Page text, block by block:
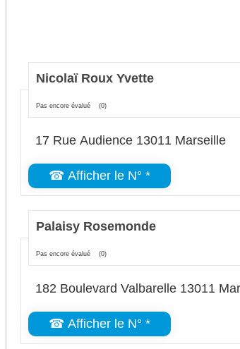
Nicolaï Roux Yvette
Pas encore évalué (0)
17 Rue Audience 13011 Marseille
☎ Afficher le N° *
Palaisy Rosemonde
Pas encore évalué (0)
182 Boulevard Valbarelle 13011
☎ Afficher le N° *